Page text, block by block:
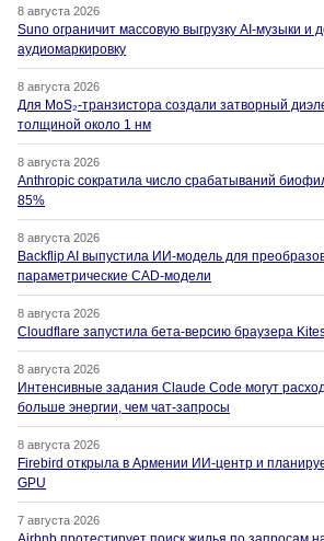
8 августа 2026
Suno ограничит массовую выгрузку AI-музыки и
аудиомаркировку
8 августа 2026
Для MoS₂-транзистора создали затворный
толщиной около 1 нм
8 августа 2026
Anthropic сократила число срабатываний
85%
8 августа 2026
Backflip AI выпустила ИИ-модель для
параметрические CAD-модели
8 августа 2026
Cloudflare запустила бета-версию браузера
8 августа 2026
Интенсивные задания Claude Code могут
больше энергии, чем чат-запросы
8 августа 2026
Firebird открыла в Армении ИИ-центр и
GPU
7 августа 2026